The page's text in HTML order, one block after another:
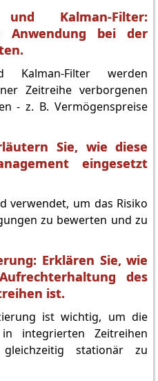
und Kalman-Filter:
Anwendung bei der
Kalman-Filter werden
Zeitreihe verborgenen
- z. B. Vermögenspreise
Sie, wie diese
eingesetzt
verwendet, um das Risiko
zu bewerten und zu
Erklären Sie, wie
des
ist.
ist wichtig, um die
in integrierten Zeitreihen
stationär zu